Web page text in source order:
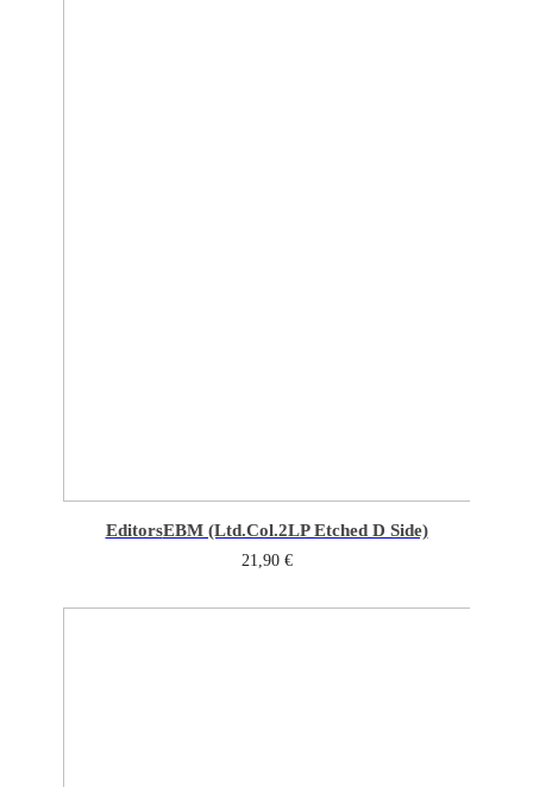
EditorsEBM (Ltd.Col.2LP Etched D Side)
21,90 €